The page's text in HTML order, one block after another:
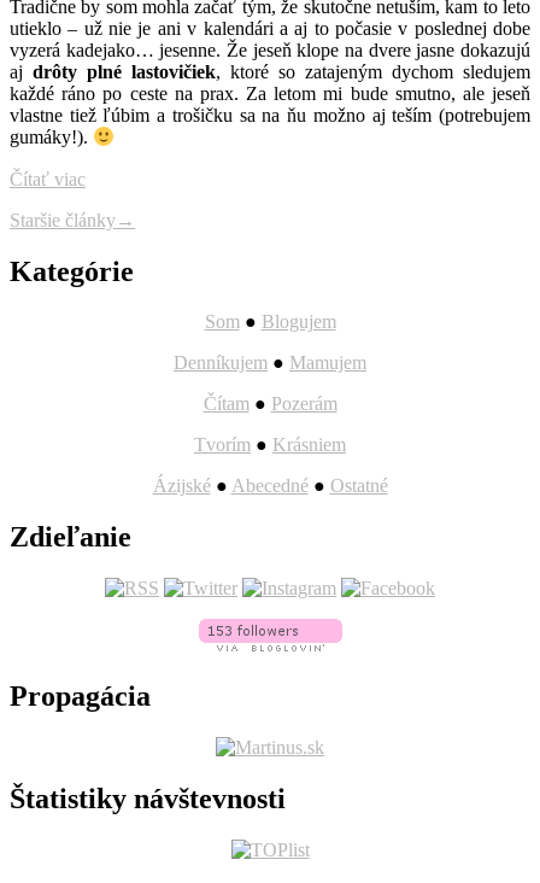
Tradične by som mohla začať tým, že skutočne netuším, kam to leto
utieklo – už nie je ani v kalendári a aj to počasie v poslednej dobe
vyzerá kadejako… jesenne. Že jeseň klope na dvere jasne dokazujú
aj drôty plné lastovičiek, ktoré so zatajeným dychom sledujem
každé ráno po ceste na prax. Za letom mi bude smutno, ale jeseň
vlastne tiež ľúbim a trošičku sa na ňu možno aj teším (potrebujem
gumáky!).
Čítať viac
Navigácia
Staršie články→
Kategórie
Som● Blogujem
Denníkujem ● Mamujem
Čítam● Pozerám
Tvorím ● Krásniem
Ázijské● Abecedné● Ostatné
Zdieľanie
Propagácia
Štatistiky návštevnosti